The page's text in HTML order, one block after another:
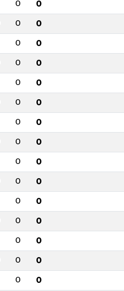
0 0
0 0
0 0
0 0
0 0
0 0
0 0
0 0
0 0
0 0
0 0
0 0
0 0
0 0
0 0